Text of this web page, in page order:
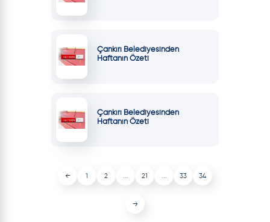
Çankırı Belediyesinden
Haftanın Özeti
Çankırı Belediyesinden
Haftanın Özeti
← 1 2 21 33 34
→